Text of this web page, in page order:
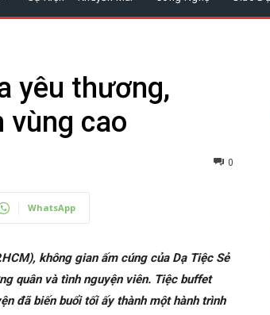
yêu thương,
vùng cao
0
WhatsApp
không gian ấm cúng của Dạ Tiệc Sẻ
quân và tình nguyện viên. Tiệc buffet
đã biến buổi tối ấy thành một hành trình